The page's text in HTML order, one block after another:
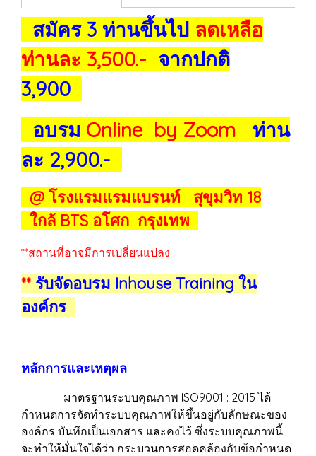
สมัคร 3 ท่านขึ้นไป ลดเหลือ
ท่านละ 3,500.- จากปกติ
3,900
อบรม Online by Zoom ท่าน
ละ 2,900.-
@ โรงแรมแรมแบรนท์ สุขุมวิท 18
ใกล้ BTS อโศก กรุงเทพ
**สถานที่อาจมีการเปลี่ยนแปลง
** รับจัดอบรม Inhouse Training ใน
องค์กร
หลักการและเหตุผล
มาตรฐานระบบคุณภาพ ISO9001 : 2015 ได้
กำหนดการจัดทำระบบคุณภาพให้ขึ้นอยู่กับลักษณะของ
องค์กร บันทึกเป็นเอกสาร และคงไว้ ซึ่งระบบคุณภาพนี้
จะทำให้มั่นใจได้ว่า กระบวนการสอดคล้องกับข้อกำหนด